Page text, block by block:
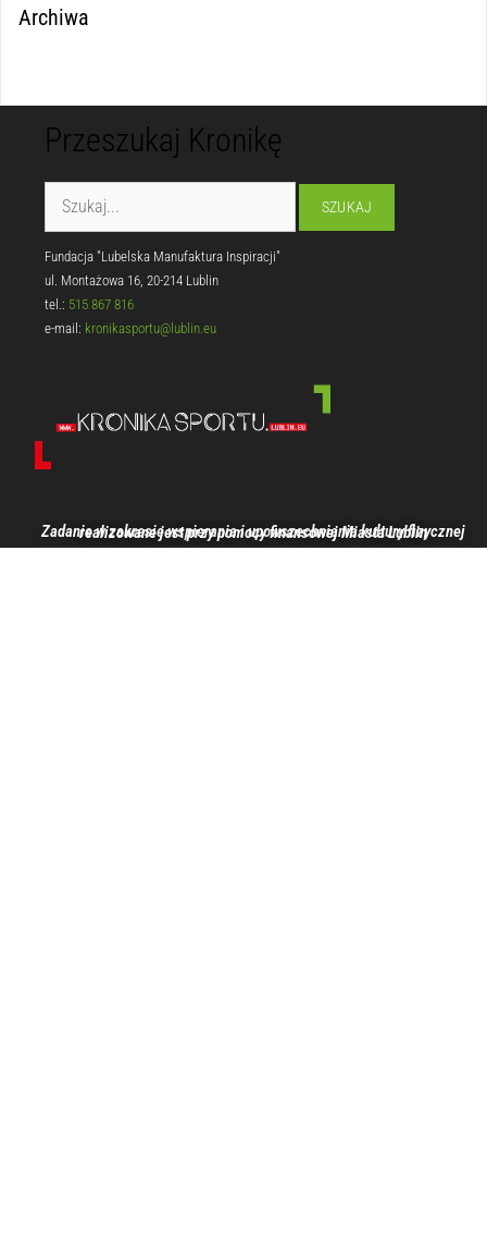
Archiwa
Przeszukaj Kronikę
Fundacja "Lubelska Manufaktura Inspiracji"
ul. Montażowa 16, 20-214 Lublin
tel.: 515 867 816
e-mail: kronikasportu@lublin.eu
Zadanie w zakresie wspierania i upowszechniania kultury fizycznej realizowane jest przy pomocy finansowej Miasta Lublin